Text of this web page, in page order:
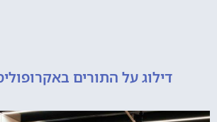
דילוג על התורים באקרופוליס